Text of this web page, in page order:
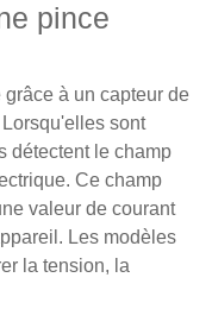
pince
à un capteur de
sont
détectent le champ
Ce champ
valeur de courant
Les modèles
la tension, la